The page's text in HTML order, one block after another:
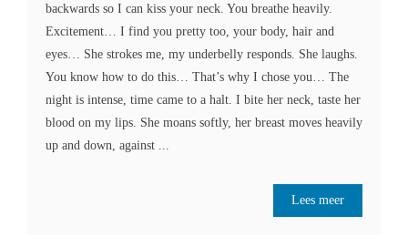
backwards so I can kiss your neck. You breathe heavily.
Excitement… I find you pretty too, your body, hair and
eyes… She strokes me, my underbelly responds. She laughs.
You know how to do this… That’s why I chose you… The
night is intense, time came to a halt. I bite her neck, taste her
blood on my lips. She moans softly, her breast moves heavily
up and down, against ...
Lees meer